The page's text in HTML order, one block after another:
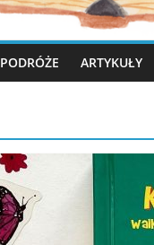
PODRÓŻE ARTYKUŁY